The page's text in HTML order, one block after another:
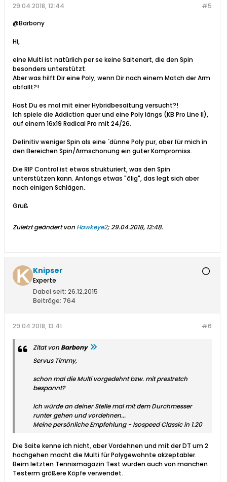
#5
29.04.2018, 12:44
@Barbony
Hi,
eine Multi ist natürlich per se keine Saitenart, die den Spin
besonders unterstützt.
Aber was hilft Dir eine Poly, wenn Dir nach einem Match der Arm
abfällt?!
Hast Du es mal mit einer Hybridbesaitung versucht?!
Ich spiele die Addiction quer und eine Poly längs (KB Pro Line II),
auf einem 16x19 Radical Pro mit 24/26.
Definitiv weniger Spin als eine ´dünne Poly pur, aber für mich in
den Bereichen Spin/Armschonung ein guter Kompromiss.
Die RIP Control ist etwas strukturiert, was den Spin
unterstützen kann. Anfangs etwas "ölig", das legt sich aber
nach einigen Schlägen.
Gruß
Zuletzt geändert von Hawkeye2;29.04.2018, 12:48.
Knipser
Experte
Dabei seit: 26.12.2015
Beiträge: 764
#6
29.04.2018, 13:41
Zitat vonBarbony
Servus Timmy,
schon mal die Multi vorgedehnt bzw. mit prestretch
bespannt?
Ich würde an deiner Stelle mal mit dem Durchmesser
runter gehen und vordehnen...
Meine persönliche Empfehlung - Isospeed Classic in 1.20
Die Saite kenne ich nicht, aber Vordehnen und mit der DT um 2
hochgehen macht die Multi für Polygewohnte akzeptabler.
Beim letzten Tennismagazin Test wurden auch von manchen
Testerm größere Köpfe verwendet.